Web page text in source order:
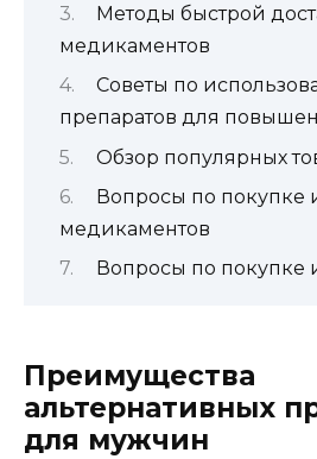
Методы быстрой
медикаментов
Советы по
препаратов для
Обзор популярных
Вопросы по покупке
медикаментов
Вопросы по покупке
Преимущества
альтернативных
для мужчин